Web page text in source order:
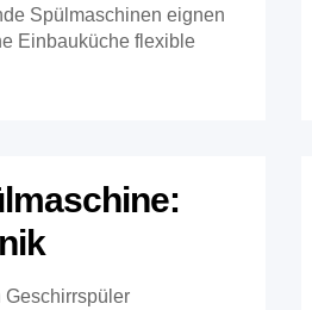
Spülmaschinen eignen
Einbauküche flexible
Geschirrspüler